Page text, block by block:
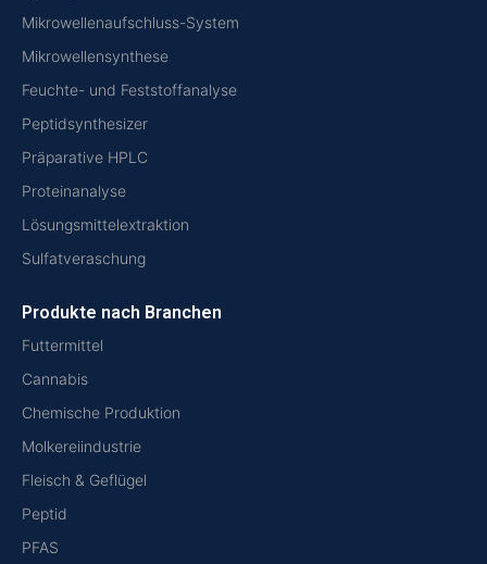
Mikrowellenaufschluss-System
Mikrowellensynthese
Feuchte- und Feststoffanalyse
Peptidsynthesizer
Präparative HPLC
Proteinanalyse
Lösungsmittelextraktion
Sulfatveraschung
Produkte nach Branchen
Futtermittel
Cannabis
Chemische Produktion
Molkereiindustrie
Fleisch & Geflügel
Peptid
PFAS